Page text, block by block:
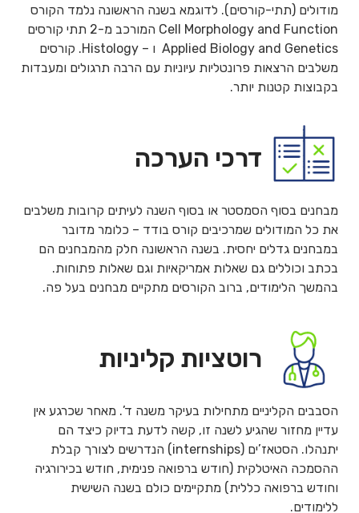
מודולים (תתי-קורסים). לדוגמא בשנה הראשונה נלמד הקורס
Cell Morphology and Function המורכב מ-2 תתי קורסים
Applied Biology and Genetics ו – Histology. קורסים
משלבים הרצאות פרונטליות עיוניות עם הרבה תרגולים ומעבדות
בקבוצות קטנות יותר.
דרכי הערכה
מבחנים בסוף הסמסטר או בסוף השנה לעיתים קרובות משלבים
את כל המודולים שמרכיבים קורס בודד – כלומר מדובר
במבחנים גדלים יחסית. בשנה הראשונה חלק מהמבחנים הם
בכתב וכוללים גם שאלות אמריקאיות וגם שאלות פתוחות.
בהמשך הלימודים, ברוב הקורסים מתקיים מבחנים בעל פה.
רוטציות קליניות
הסבבים הקליניים מתחילות בעיקר משנה ד’. מאחר שכרגע אין
עדיין מחזור שהגיע לשנה זו, קשה לדעת בדיוק כיצד הם
יתנהלו. הסטאז’ים (internships) הנדרשים לצורך קבלת
ההסמכה האיטלקית (חודש ברפואה פנימית, חודש בכירורגיה
וחודש ברפואה כללית) מתקיימים כולם בשנה השישית
ללימודים.